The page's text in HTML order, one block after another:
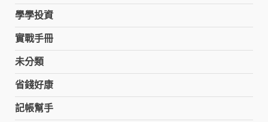
學學投資
實戰手冊
未分類
省錢好康
記帳幫手